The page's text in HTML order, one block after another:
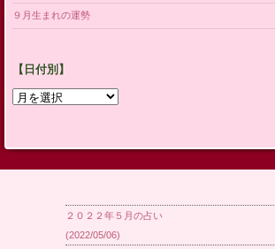
９月生まれの運勢
【日付別】
【日
２０２２年５月の占い
(2022/05/06)